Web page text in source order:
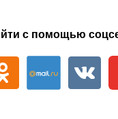
с помощью